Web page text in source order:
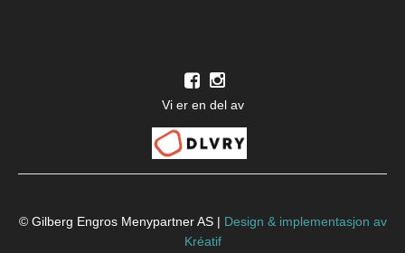
Vi er en del av
© Gilberg Engros Menypartner AS | Design & implementasjon av
Kréatif